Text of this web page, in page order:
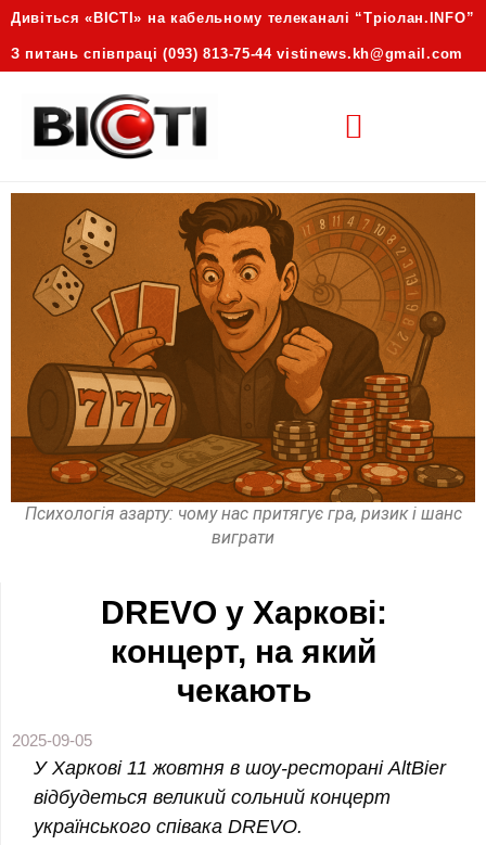
Дивіться «ВІСТІ» на кабельному телеканалі “Трiолан.INFO”
З питань співпраці (093) 813-75-44 vistinews.kh@gmail.com
Психологія азарту: чому нас притягує гра, ризик і шанс
виграти
DREVO у Харкові:
концерт, на який
чекають
2025-09-05
У Харкові 11 жовтня в шоу-ресторані AltBier
відбудеться великий сольний концерт
українського співака DREVO.